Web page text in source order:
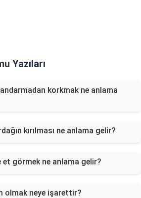
Yazıları
korkmak ne anlama
kırılması ne anlama gelir?
et görmek ne anlama gelir?
olmak neye işarettir?